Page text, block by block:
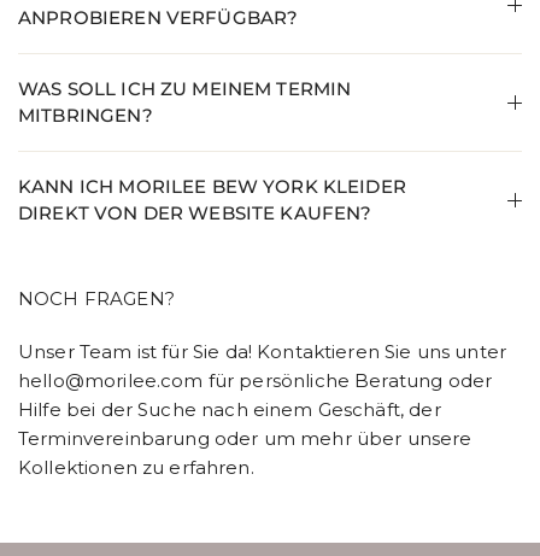
NPROBIEREN VERFÜGBAR?
WAS SOLL ICH ZU MEINEM TERMIN
MITBRINGEN?
KANN ICH MORILEE BEW YORK KLEIDER
DIREKT VON DER WEBSITE KAUFEN?
NOCH FRAGEN?
Unser Team ist für Sie da! Kontaktieren Sie uns unter
hello@morilee.com für persönliche Beratung oder
Hilfe bei der Suche nach einem Geschäft, der
Terminvereinbarung oder um mehr über unsere
Kollektionen zu erfahren.